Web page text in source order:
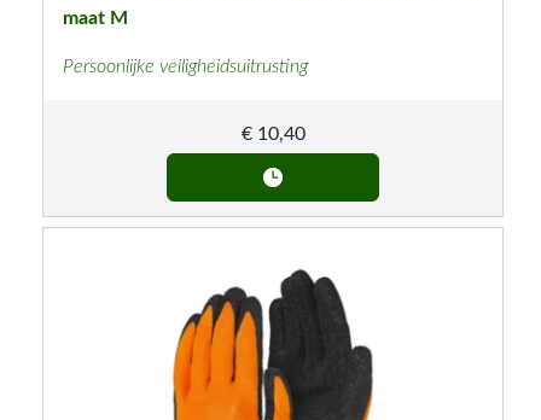
maat M
Persoonlijke veiligheidsuitrusting
€10,40